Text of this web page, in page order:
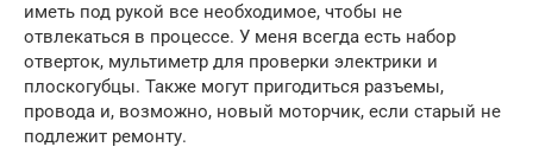
иметь под рукой все необходимое, чтобы не
отвлекаться в процессе. У меня всегда есть набор
отверток, мультиметр для проверки электрики и
плоскогубцы. Также могут пригодиться разъемы,
провода и, возможно, новый моторчик, если старый не
подлежит ремонту.